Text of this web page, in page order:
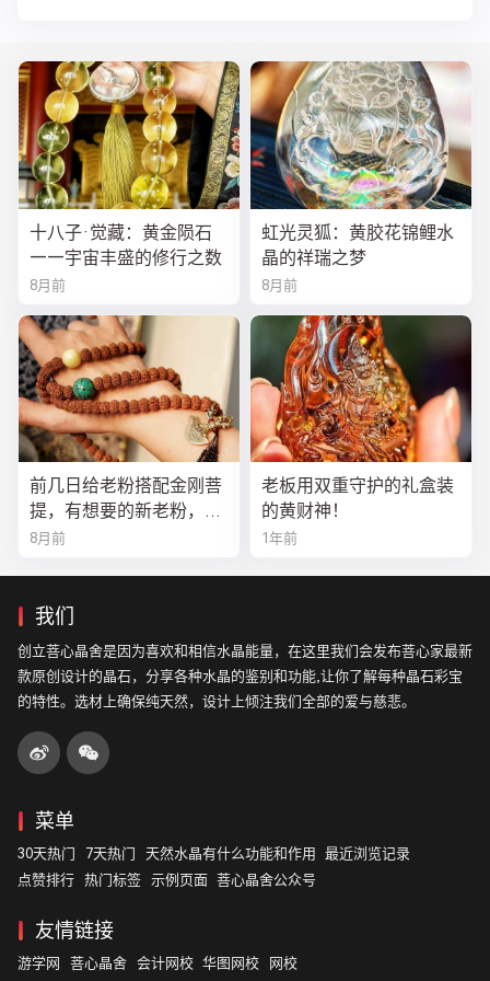
十八子·觉藏：黄金陨石
——宇宙丰盛的修行之数
8月前
虹光灵狐：黄胶花锦鲤水
晶的祥瑞之梦
8月前
前几日给老粉搭配金刚菩
提，有想要的新老粉，都
可以来排队
8月前
老板用双重守护的礼盒装
的黄财神！
1年前
我们
创立菩心晶舍是因为喜欢和相信水晶能量，在这里我们会发布菩心家最新
款原创设计的晶石，分享各种水晶的鉴别和功能,让你了解每种晶石彩宝
的特性。选材上确保纯天然，设计上倾注我们全部的爱与慈悲。
菜单
30天热门 7天热门 天然水晶有什么功能和作用
最近浏览记录
点赞排行 热门标签 示例页面 菩心晶舍公众号
友情链接
游学网 菩心晶舍 会计网校 华图网校 网校